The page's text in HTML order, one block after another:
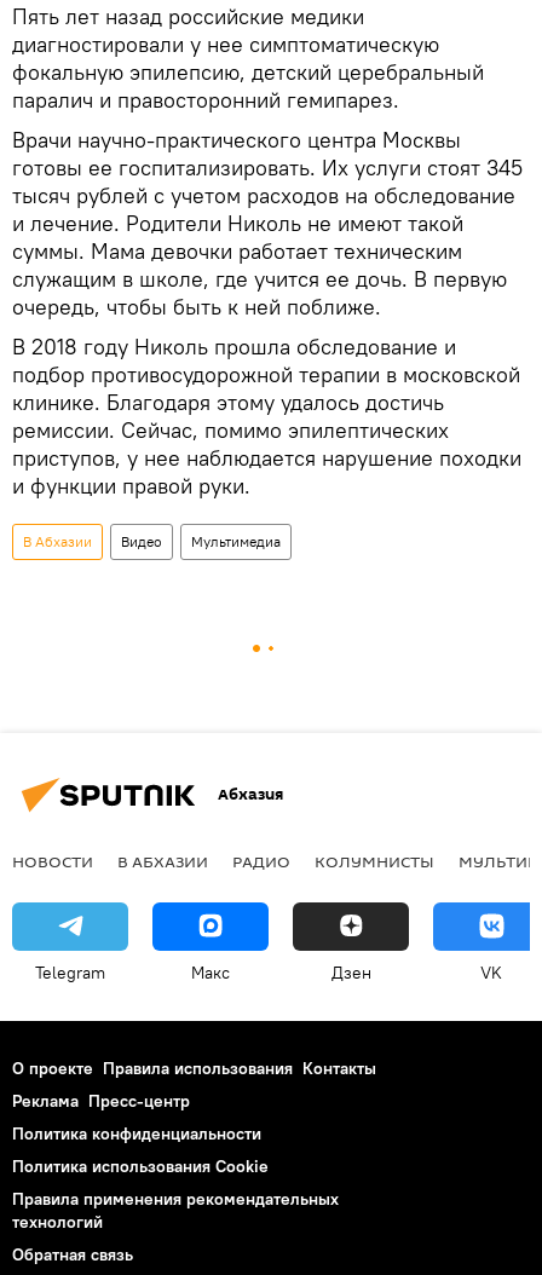
Пять лет назад российские медики
диагностировали у нее симптоматическую
фокальную эпилепсию, детский церебральный
паралич и правосторонний гемипарез.
Врачи научно-практического центра Москвы
готовы ее госпитализировать. Их услуги стоят 345
тысяч рублей с учетом расходов на обследование
и лечение. Родители Николь не имеют такой
суммы. Мама девочки работает техническим
служащим в школе, где учится ее дочь. В первую
очередь, чтобы быть к ней поближе.
В 2018 году Николь прошла обследование и
подбор противосудорожной терапии в московской
клинике. Благодаря этому удалось достичь
ремиссии. Сейчас, помимо эпилептических
приступов, у нее наблюдается нарушение походки
и функции правой руки.
В Абхазии Видео Мультимедиа
Абхазия
НОВОСТИ В АБХАЗИИ РАДИО КОЛУМНИСТЫ
Telegram Макс Дзен VK
О проекте Правила использования Контакты
Реклама Пресс-центр
Политика конфиденциальности
Политика использования Cookie
Правила применения рекомендательных
технологий
Обратная связь